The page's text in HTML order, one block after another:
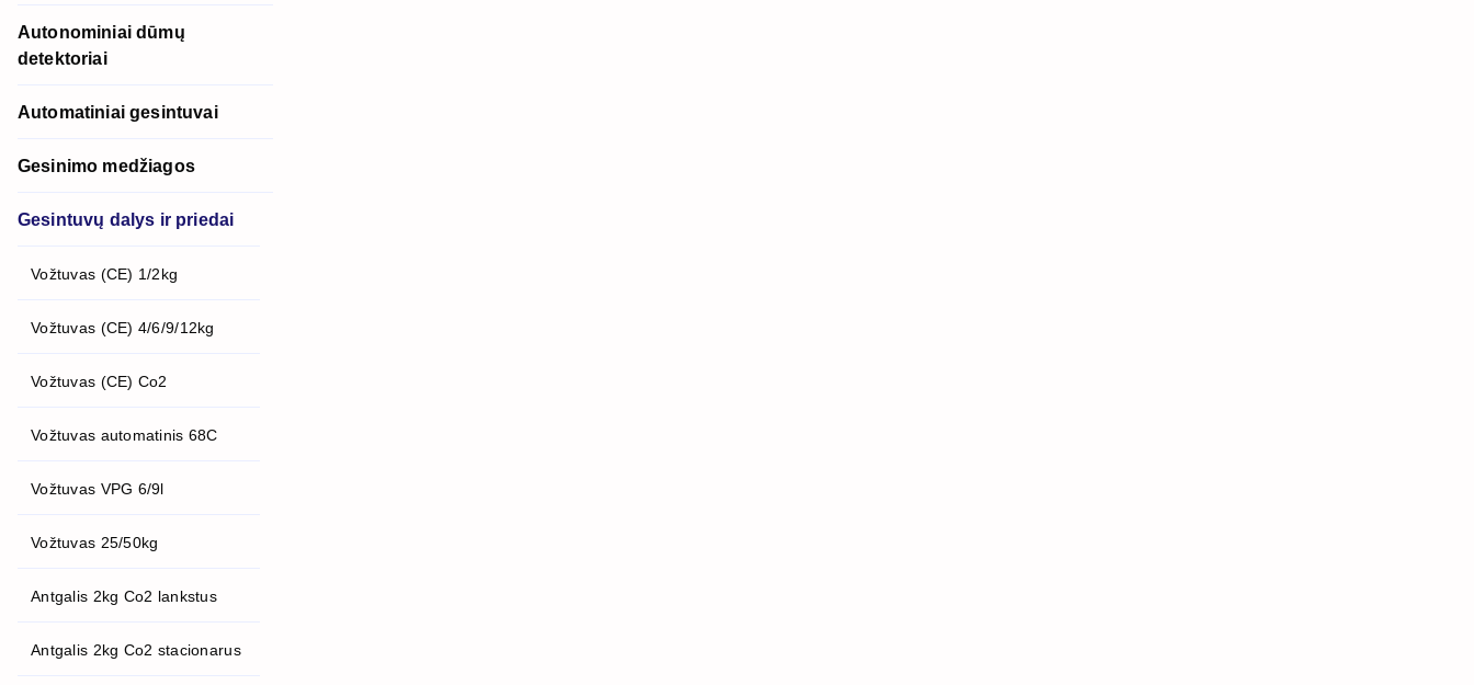
Autonominiai dūmų
detektoriai
Automatiniai gesintuvai
Gesinimo medžiagos
Gesintuvų dalys ir priedai
Vožtuvas (CE) 1/2kg
Vožtuvas (CE) 4/6/9/12kg
Vožtuvas (CE) Co2
Vožtuvas automatinis 68C
Vožtuvas VPG 6/9l
Vožtuvas 25/50kg
Antgalis 2kg Co2 lankstus
Antgalis 2kg Co2 stacionarus